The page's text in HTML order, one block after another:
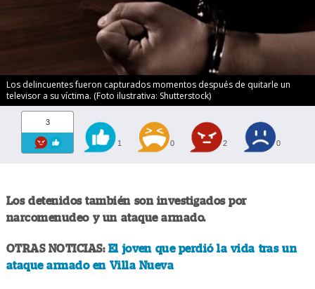
Los delincuentes fueron capturados momentos después de quitarle un
televisor a su víctima. (Foto ilustrativa: Shutterstock)
3
1 0 2 0
Los detenidos también son investigados por
narcomenudeo y un ataque armado.
OTRAS NOTICIAS: El joven que perdió la vida tras un
ataque armado en Villa Nueva